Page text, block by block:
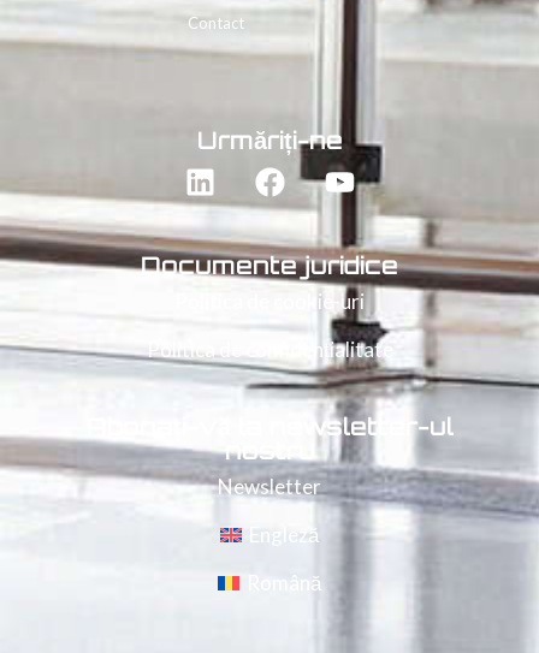
Contact
Urmăriți-ne
Documente juridice
Politica de cookie-uri
Politica de confidențialitate
Abonați-vă la newsletter-ul
nostru
Newsletter
Engleză
Română